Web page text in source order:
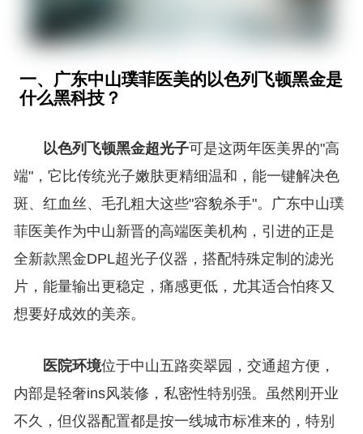
一、广东中山璞菲医美的以色列飞顿黑金是
什么黑科技？
以色列飞顿黑金超光子可是这两年医美界的"高
端"，它比传统光子嫩肤更精细温和，能一键解决色
斑、红血丝、毛孔粗大这些"容貌杀手"。广东中山璞
菲医美作为中山新晋的高端医美机构，引进的正是
全新款黑金DPL超光子仪器，搭配特殊定制的滤光
片，能量输出更稳定，痛感更低，尤其适合怕疼又
想要好成效的美亲。
医院环境位于中山五路奕翠园，交通超方便，
内部是轻奢ins风装修，私密性特别强。虽然刚开业
不久，但仪器配置都是按一线城市标准来的，特别